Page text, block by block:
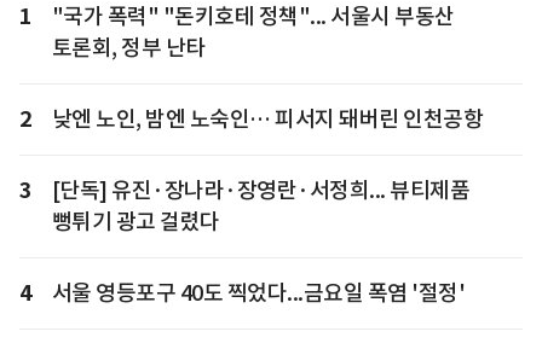
1
"국가 폭력" "돈키호테 정책"... 서울시 부동산
토론회, 정부 난타
2 낮엔 노인, 밤엔 노숙인… 피서지 돼버린 인천공항
3
[단독] 유진·장나라·장영란·서정희... 뷰티제품
뻥튀기 광고 걸렸다
4 서울 영등포구 40도 찍었다...금요일 폭염 '절정'